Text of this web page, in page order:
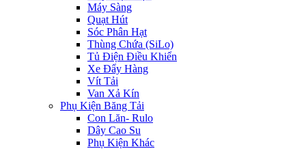
Máy Sàng
Quạt Hút
Sóc Phân Hạt
Thùng Chứa (SiLo)
Tủ Điện Điều Khiển
Xe Đẩy Hàng
Vít Tải
Van Xả Kín
Phụ Kiện Băng Tải
Con Lăn- Rulo
Dây Cao Su
Phụ Kiện Khác